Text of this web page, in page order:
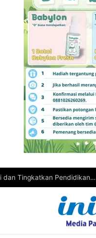
Wabup Malang Ajak Pelaku UMKM Berinovasi dan Tingkatkan Pendidikan untuk Bersaing